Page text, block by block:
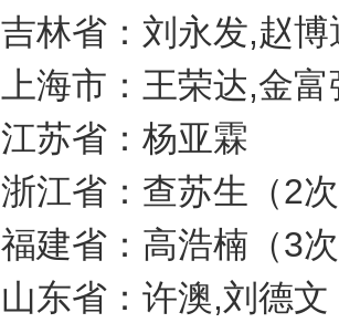
吉林省：刘永发,赵博
上海市：王荣达,金
江苏省：杨亚霖
浙江省：查苏生（2
福建省：高浩楠（3
山东省：许澳,刘德